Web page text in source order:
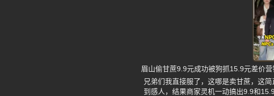
眉山偷甘蔗9.9元成功被狗抓15.9元差价营
兄弟们我直接服了，这哪是卖甘蔗，这
到感人，结果商家灵机一动搞出9.9和